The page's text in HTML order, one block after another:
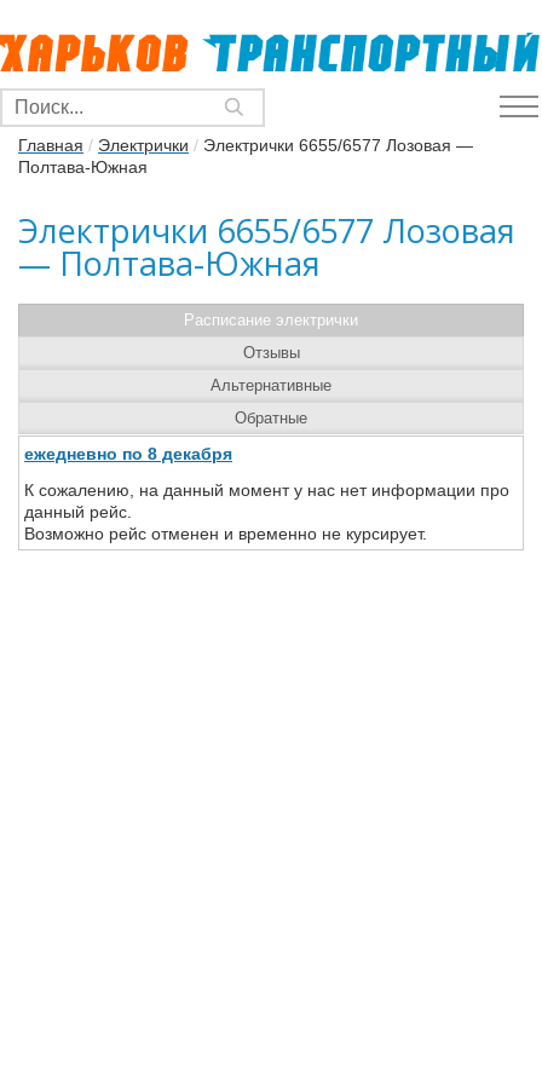
Главная / Электрички / Электрички 6655/6577 Лозовая —
Полтава-Южная
Электрички 6655/6577 Лозовая
— Полтава-Южная
Расписание электрички
ежедневно по 8 декабря
К сожалению, на данный момент у нас нет информации про
данный рейс.
Возможно рейс отменен и временно не курсирует.
Отзывы
Альтернативные
Обратные